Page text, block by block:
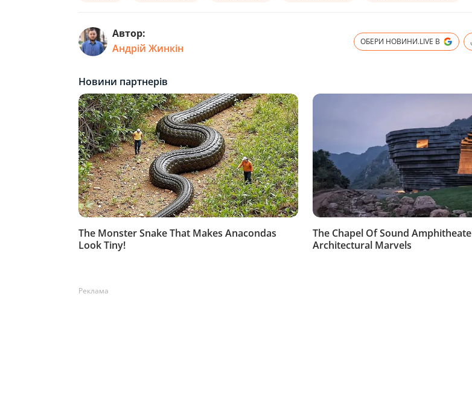
Автор:
Андрій Жинкін
ОБЕРИ НОВИНИ.LIVE В
Реклама